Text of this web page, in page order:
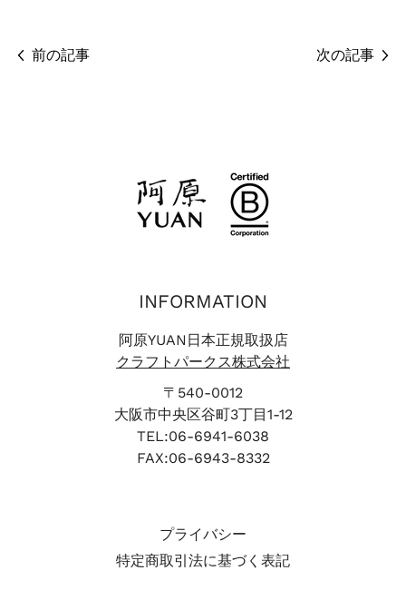
前の記事 次の記事
INFORMATION
阿原YUAN日本正規取扱店
クラフトパークス株式会社
〒540-0012
大阪市中央区谷町3丁目1-12
TEL:06-6941-6038
FAX:06-6943-8332
プライバシー
特定商取引法に基づく表記